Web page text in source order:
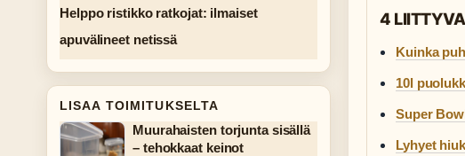
4
Kuinka
10l
Super
Lyhyet
Helppo ristikko ratkojat: ilmaiset
apuvälineet netissä
LISAA TOIMITUKSELTA
Muurahaisten torjunta sisällä
– tehokkaat keinot